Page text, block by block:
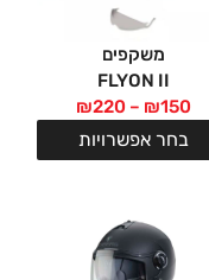
משקפים
FLYON II
₪150
–
₪220
בחר אפשרויות